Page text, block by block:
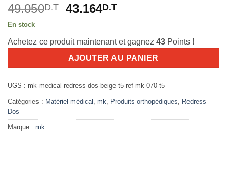
49.050D.T
Le
était :
49.050D.T.
43.164D.TLe
est :
43.164D.T.
En stock
Achetez ce produit maintenant et gagnez 43 Points !
AJOUTER AU PANIER
UGS : mk-medical-redress-dos-beige-t5-ref-mk-070-t5
Catégories : Matériel médical , mk, Produits orthopédiques, Redress
Dos
Marque : mk